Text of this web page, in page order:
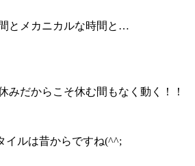
とメカニカルな時間と…
みだからこそ休む間もなく動く！！
イルは昔からですね(^^;